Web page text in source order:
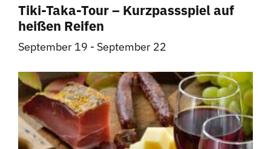
Tiki-Taka-Tour – Kurzpassspiel auf
heißen Reifen
September 19 - September 22